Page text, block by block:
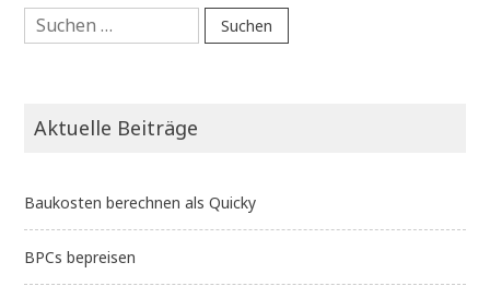
Suchen
nach:
Aktuelle Beiträge
Baukosten berechnen als Quicky
BPCs bepreisen